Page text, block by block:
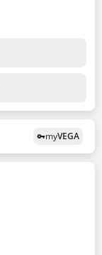
vpn_keymyVEGA